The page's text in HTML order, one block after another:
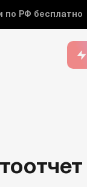
по РФ бесплатно